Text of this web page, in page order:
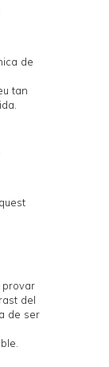
de
tan
provar
del
de ser